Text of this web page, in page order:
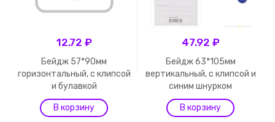
12.72 ₽
Бейдж 57*90мм
горизонтальный, с клипсой
и булавкой
47.92 ₽
Бейдж 63*105мм
вертикальный, с клипсой и
синим шнурком